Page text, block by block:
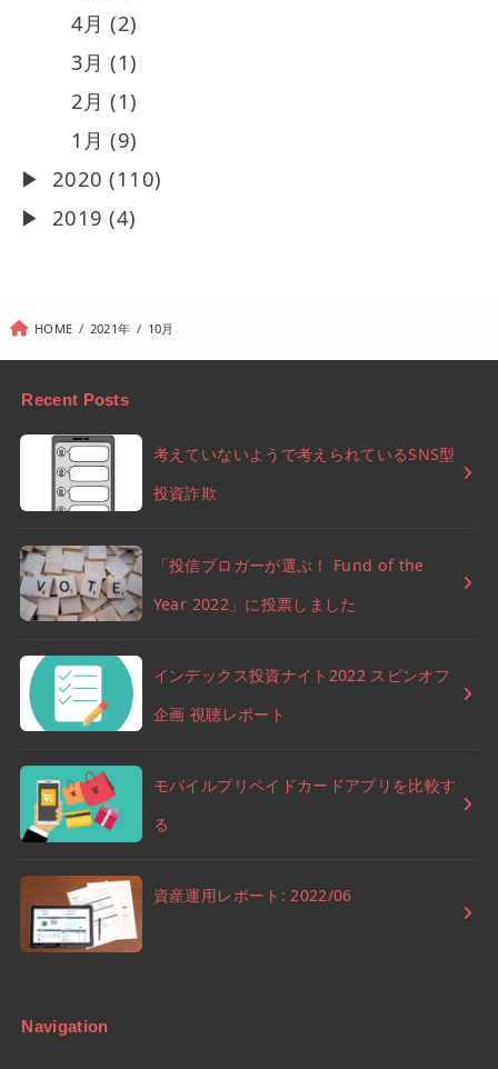
4月 (2)
3月 (1)
2月 (1)
1月 (9)
2020 (110)
2019 (4)
HOME 2021年 10月
Recent Posts
考えていないようで考えられているSNS型
投資詐欺
「投信ブロガーが選ぶ！ Fund of the
Year 2022」に投票しました
インデックス投資ナイト2022 スピンオフ
企画 視聴レポート
モバイルプリペイドカードアプリを比較す
る
資産運用レポート: 2022/06
Navigation